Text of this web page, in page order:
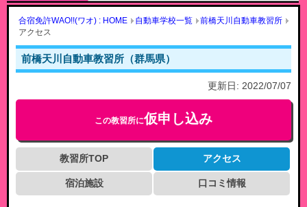
合宿免許WAO!!(ワオ) : HOME 自動車学校一覧
前橋天川自動車教習所
アクセス
前橋天川自動車教習所（群馬県）
更新日: 2022/07/07
この教習所に仮申し込み
教習所TOP アクセス
宿泊施設 口コミ情報